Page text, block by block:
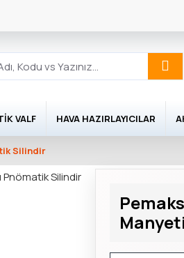
VALF HAVA HAZIRLAYICILAR
Silindir